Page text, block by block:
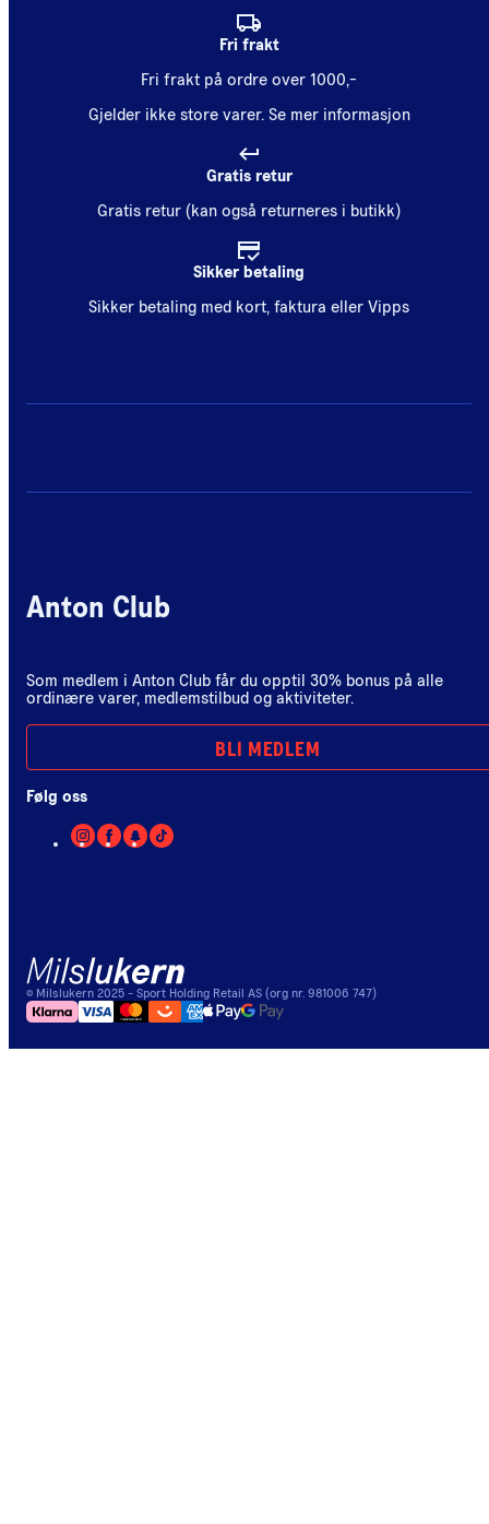
Fri frakt
Fri frakt på ordre over 1000,-
Gjelder ikke store varer. Se mer informasjon
Gratis retur
Gratis retur (kan også returneres i butikk)
Sikker betaling
Sikker betaling med kort, faktura eller Vipps
Anton Club
Som medlem i Anton Club får du opptil 30% bonus på alle
ordinære varer, medlemstilbud og aktiviteter.
BLI MEDLEM
Følg oss
© Milslukern 2025 - Sport Holding Retail AS (org nr. 981006 747)